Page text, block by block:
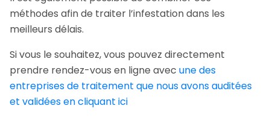
méthodes afin de traiter l’infestation dans les
meilleurs délais.
Si vous le souhaitez, vous pouvez directement
prendre rendez-vous en ligne avec une des
entreprises de traitement que nous avons auditées
et validées en cliquant ici